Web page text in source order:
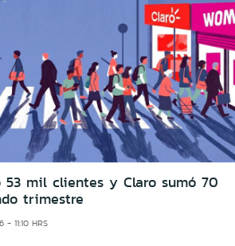
53 mil clientes y Claro sumó 70
trimestre
11:10 HRS